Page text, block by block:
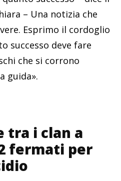
– Una notizia che
Esprimo il cordoglio
successo deve fare
che si corrono
guida».
tra i clan a
fermati per